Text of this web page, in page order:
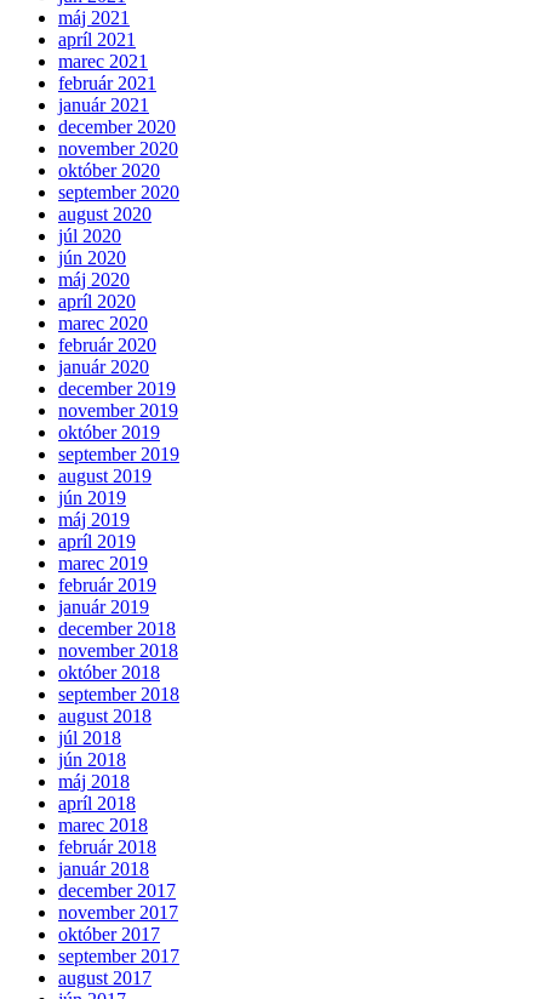
máj 2021
apríl 2021
marec 2021
február 2021
január 2021
december 2020
november 2020
október 2020
september 2020
august 2020
júl 2020
jún 2020
máj 2020
apríl 2020
marec 2020
február 2020
január 2020
december 2019
november 2019
október 2019
september 2019
august 2019
jún 2019
máj 2019
apríl 2019
marec 2019
február 2019
január 2019
december 2018
november 2018
október 2018
september 2018
august 2018
júl 2018
jún 2018
máj 2018
apríl 2018
marec 2018
február 2018
január 2018
december 2017
november 2017
október 2017
september 2017
august 2017